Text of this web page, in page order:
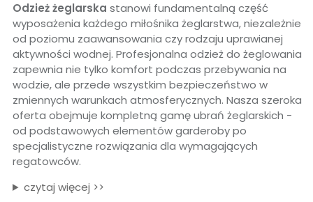
Odzież żeglarska stanowi fundamentalną część
wyposażenia każdego miłośnika żeglarstwa, niezależnie
od poziomu zaawansowania czy rodzaju uprawianej
aktywności wodnej. Profesjonalna odzież do żeglowania
zapewnia nie tylko komfort podczas przebywania na
wodzie, ale przede wszystkim bezpieczeństwo w
zmiennych warunkach atmosferycznych. Nasza szeroka
oferta obejmuje kompletną gamę ubrań żeglarskich -
od podstawowych elementów garderoby po
specjalistyczne rozwiązania dla wymagających
regatowców.
czytaj więcej >>